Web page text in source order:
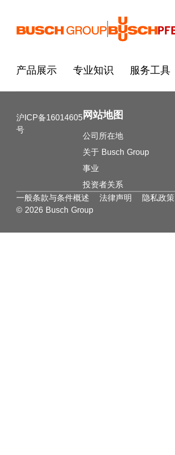
产品展示 专业知识 服务工具
沪ICP备16014605
号
网站地图
公司所在地
关于 Busch Group
事业
投资者关系
一般条款与条件概述
法律声明 隐私政策
© 2026 Busch Group